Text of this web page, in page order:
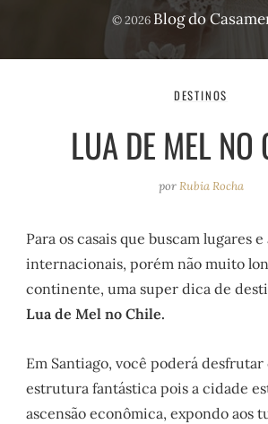
o
t
i
t
n
t
a
a
e
© 2026 Blog do
DESTINOS
LUA DE MEL NO
porRubia Rocha
Para os casais que buscam lugares e
internacionais, porém não muito
continente, uma super dica de
Lua de Mel no Chile.
Em Santiago, você poderá desfrutar
estrutura fantástica pois a cidade
ascensão econômica, expondo aos